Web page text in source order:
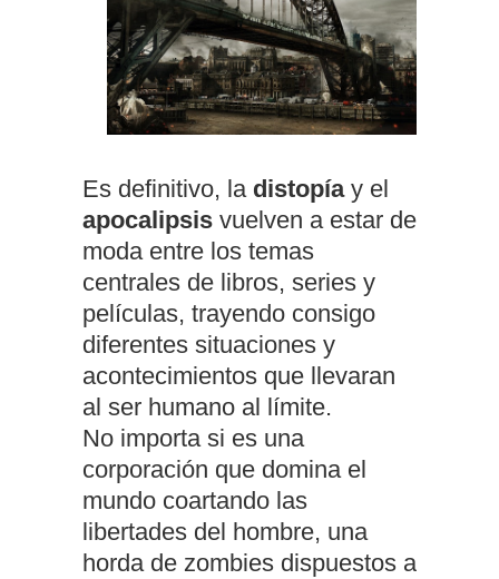
Es definitivo, la distopíay el
apocalipsis vuelven a estar de
moda entre los temas
centrales de libros, series y
películas, trayendo consigo
diferentes situaciones y
acontecimientos que llevaran
al ser humano al límite.
No importa si es una
corporación que domina el
mundo coartando las
libertades del hombre, una
horda de zombies dispuestos a